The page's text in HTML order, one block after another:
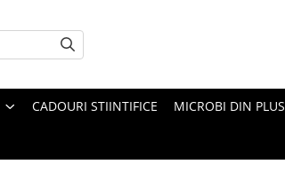
CADOURI STIINTIFICE MICROBI DIN PLUS